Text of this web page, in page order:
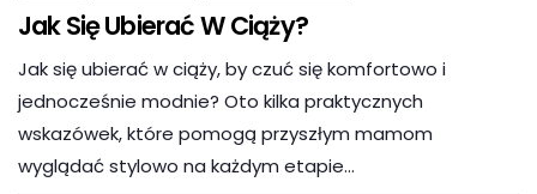
Jak Się Ubierać W Ciąży?
Jak się ubierać w ciąży, by czuć się komfortowo i
jednocześnie modnie? Oto kilka praktycznych
wskazówek, które pomogą przyszłym mamom
wyglądać stylowo na każdym etapie…